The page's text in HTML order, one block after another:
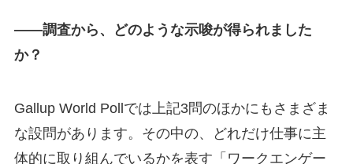
――調査から、どのような示唆が得られました
か？
Gallup World Pollでは上記3問のほかにもさまざま
な設問があります。その中の、どれだけ仕事に主
体的に取り組んでいるかを表す「ワークエンゲー